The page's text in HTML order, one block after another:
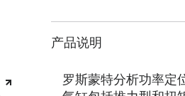
产品说明
罗斯蒙特分析功率定